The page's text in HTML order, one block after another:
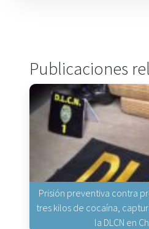
Publicaciones
Prisión preventiva contra
tres kilos de cocaína,
la DLCN en